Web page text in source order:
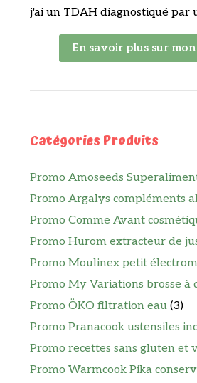
j'ai un TDAH diagnostiqué par
En savoir plus sur
Catégories Produits
Promo Amoseeds
Promo Argalys compléments
Promo Comme Avant
Promo Hurom extracteur de
Promo Moulinex petit
Promo My Variations brosse à
Promo ÖKO filtration eau (3)
Promo Pranacook ustensiles
Promo recettes sans gluten et
Promo Warmcook Pika